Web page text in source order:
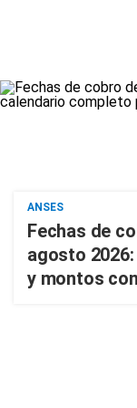
ANSES
Fechas de
agosto
y montos